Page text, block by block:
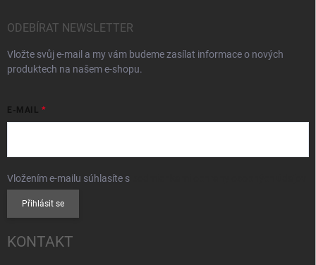
ODEBÍRAT NEWSLETTER
Vložte svůj e-mail a my vám budeme zasílat informace o nových
produktech na našem e-shopu.
E-MAIL
Vložením e-mailu súhlasíte s
Přihlásit se
KONTAKT